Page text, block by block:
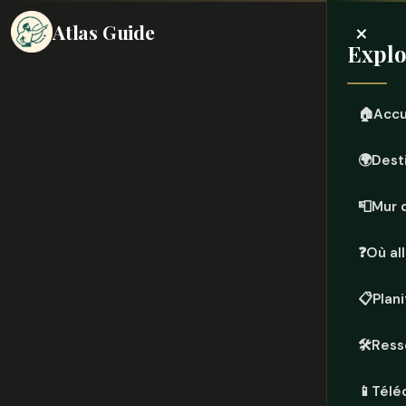
Atlas Guide ×
🏠
🌍
📮Mur
❓Où
📋
🛠️
📱